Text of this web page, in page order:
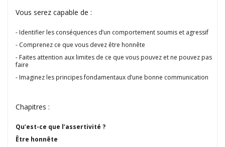
Vous serez capable de :
Identifier les conséquences d’un comportement soumis et agressif
Comprenez ce que vous devez être honnête
Faites attention aux limites de ce que vous pouvez et ne pouvez pas
faire
Imaginez les principes fondamentaux d’une bonne communication
Chapitres :
Qu’est-ce que l’assertivité ?
Être honnête